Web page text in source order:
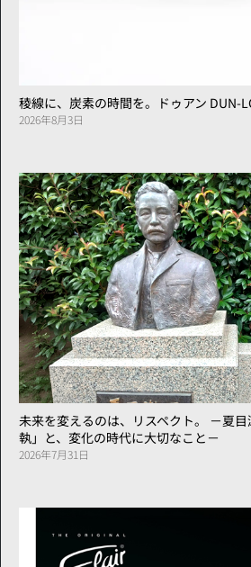
稜線に、炭素の時間を。ドゥアン DUN-
2026年8月3日
未来を変えるのは、リスペクト。 －夏
執」と、変化の時代に大切なこと－
2026年7月31日